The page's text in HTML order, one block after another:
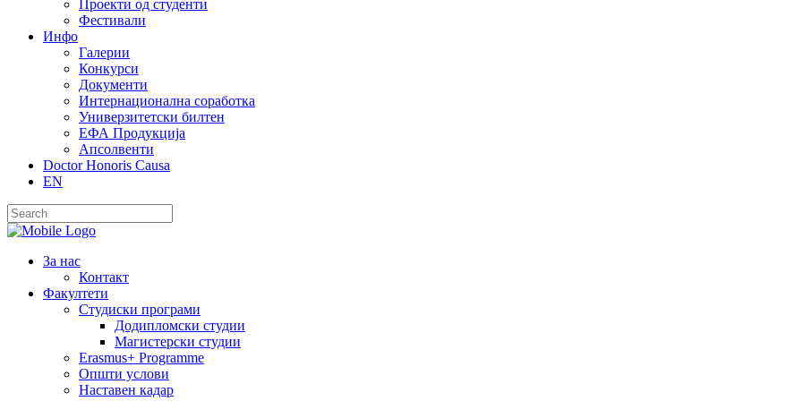
Проекти од студенти
Фестивали
Инфо
Галерии
Конкурси
Документи
Интернационална соработка
Универзитетски билтен
ЕФА Продукција
Апсолвенти
Doctor Honoris Causa
EN
За нас
Контакт
Факултети
Студиски програми
Додипломски студии
Магистерски студии
Erasmus+ Programme
Општи услови
Наставен кадар